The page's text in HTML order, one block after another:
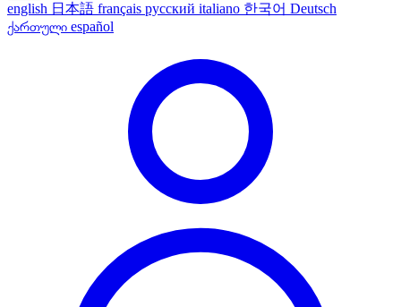
english 日本語 français русский italiano 한국어 Deutsch
ქართული español